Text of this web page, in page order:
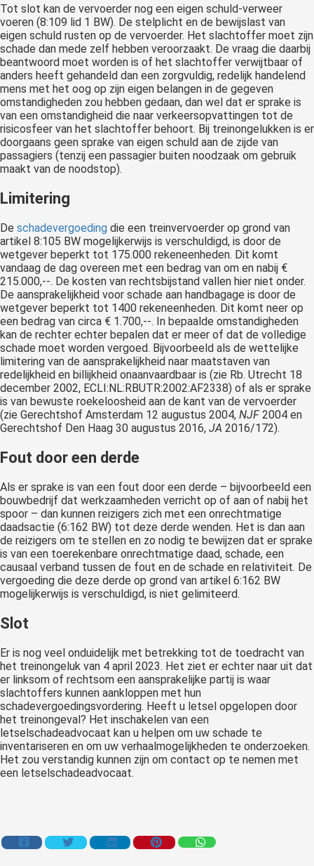
Tot slot kan de vervoerder nog een eigen schuld-verweer
voeren (8:109 lid 1 BW). De stelplicht en de bewijslast van
eigen schuld rusten op de vervoerder. Het slachtoffer moet zijn
schade dan mede zelf hebben veroorzaakt. De vraag die daarbij
beantwoord moet worden is of het slachtoffer verwijtbaar of
anders heeft gehandeld dan een zorgvuldig, redelijk handelend
mens met het oog op zijn eigen belangen in de gegeven
omstandigheden zou hebben gedaan, dan wel dat er sprake is
van een omstandigheid die naar verkeersopvattingen tot de
risicosfeer van het slachtoffer behoort. Bij treinongelukken is er
doorgaans geen sprake van eigen schuld aan de zijde van
passagiers (tenzij een passagier buiten noodzaak om gebruik
maakt van de noodstop).
Limitering
De schadevergoeding die een treinvervoerder op grond van
artikel 8:105 BW mogelijkerwijs is verschuldigd, is door de
wetgever beperkt tot 175.000 rekeneenheden. Dit komt
vandaag de dag overeen met een bedrag van om en nabij €
215.000,--. De kosten van rechtsbijstand vallen hier niet onder.
De aansprakelijkheid voor schade aan handbagage is door de
wetgever beperkt tot 1400 rekeneenheden. Dit komt neer op
een bedrag van circa € 1.700,--. In bepaalde omstandigheden
kan de rechter echter bepalen dat er meer of dat de volledige
schade moet worden vergoed. Bijvoorbeeld als de wettelijke
limitering van de aansprakelijkheid naar maatstaven van
redelijkheid en billijkheid onaanvaardbaar is (zie Rb. Utrecht 18
december 2002, ECLI:NL:RBUTR:2002:AF2338) of als er sprake
is van bewuste roekeloosheid aan de kant van de vervoerder
(zie Gerechtshof Amsterdam 12 augustus 2004, NJF2004 en
Gerechtshof Den Haag 30 augustus 2016, JA 2016/172).
Fout door een derde
Als er sprake is van een fout door een derde – bijvoorbeeld een
bouwbedrijf dat werkzaamheden verricht op of aan of nabij het
spoor – dan kunnen reizigers zich met een onrechtmatige
daadsactie (6:162 BW) tot deze derde wenden. Het is dan aan
de reizigers om te stellen en zo nodig te bewijzen dat er sprake
is van een toerekenbare onrechtmatige daad, schade, een
causaal verband tussen de fout en de schade en relativiteit. De
vergoeding die deze derde op grond van artikel 6:162 BW
mogelijkerwijs is verschuldigd, is niet gelimiteerd.
Slot
Er is nog veel onduidelijk met betrekking tot de toedracht van
het treinongeluk van 4 april 2023. Het ziet er echter naar uit dat
er linksom of rechtsom een aansprakelijke partij is waar
slachtoffers kunnen aankloppen met hun
schadevergoedingsvordering. Heeft u letsel opgelopen door
het treinongeval? Het inschakelen van een
letselschadeadvocaat kan u helpen om uw schade te
inventariseren en om uw verhaalmogelijkheden te onderzoeken.
Het zou verstandig kunnen zijn om contact op te nemen met
een letselschadeadvocaat.